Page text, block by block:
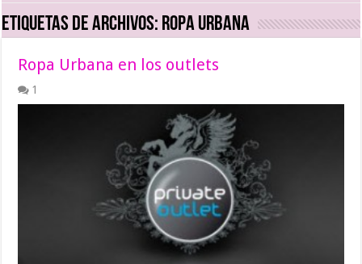
Etiquetas de archivos: ropa urbana
Ropa Urbana en los outlets
1